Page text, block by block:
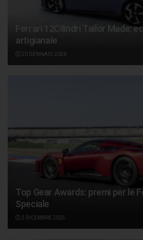
Ferrari 12Cilindri Tailor Made:
artigianale
20 GENNAIO 2026
Top Gear Awards: premi per le
Speciale
2 DICEMBRE 2025